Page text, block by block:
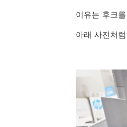
이유는 후크
아래 사진처